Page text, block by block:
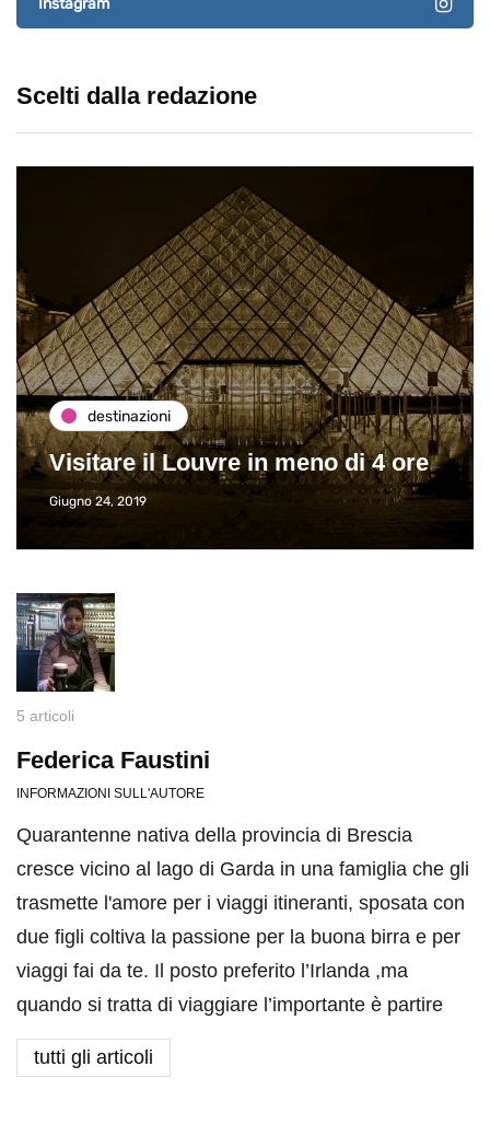
Instagram
Scelti dalla redazione
destinazioni
Visitare il Louvre in meno di 4 ore
Giugno 24, 2019
5 articoli
Federica Faustini
INFORMAZIONI SULL'AUTORE
Quarantenne nativa della provincia di Brescia
cresce vicino al lago di Garda in una famiglia che gli
trasmette l'amore per i viaggi itineranti, sposata con
due figli coltiva la passione per la buona birra e per
viaggi fai da te. Il posto preferito l’Irlanda ,ma
quando si tratta di viaggiare l’importante è partire
tutti gli articoli